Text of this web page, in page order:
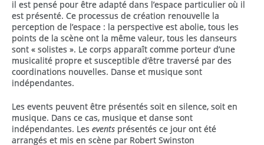
il est pensé pour être adapté dans l’espace particulier où il
est présenté. Ce processus de création renouvelle la
perception de l’espace : la perspective est abolie, tous les
points de la scène ont la même valeur, tous les danseurs
sont « solistes ». Le corps apparaît comme porteur d’une
musicalité propre et susceptible d’être traversé par des
coordinations nouvelles. Danse et musique sont
indépendantes.
Les events peuvent être présentés soit en silence, soit en
musique. Dans ce cas, musique et danse sont
indépendantes. Les events présentés ce jour ont été
arrangés et mis en scène par Robert Swinston